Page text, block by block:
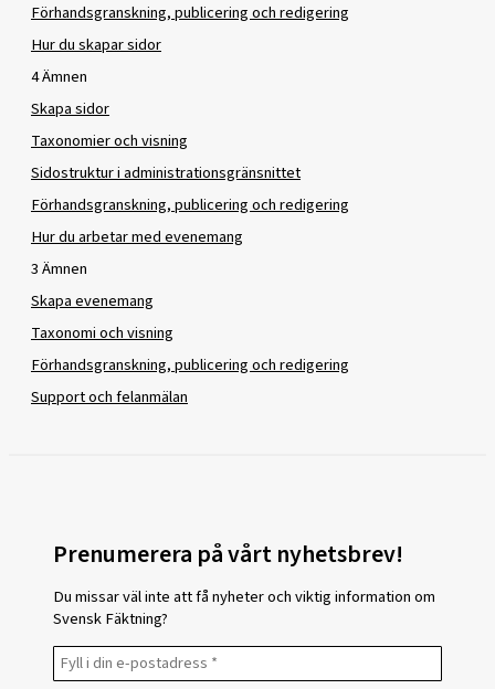
Förhandsgranskning, publicering och redigering
Hur du skapar sidor
4 Ämnen
Skapa sidor
Taxonomier och visning
Sidostruktur i administrationsgränsnittet
Förhandsgranskning, publicering och redigering
Hur du arbetar med evenemang
3 Ämnen
Skapa evenemang
Taxonomi och visning
Förhandsgranskning, publicering och redigering
Support och felanmälan
Prenumerera på vårt nyhetsbrev!
Du missar väl inte att få nyheter och viktig information om
Svensk Fäktning?